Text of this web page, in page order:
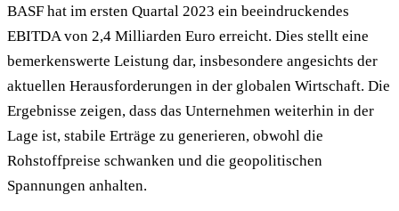
BASF hat im ersten Quartal 2023 ein beeindruckendes
EBITDA von 2,4 Milliarden Euro erreicht. Dies stellt eine
bemerkenswerte Leistung dar, insbesondere angesichts der
aktuellen Herausforderungen in der globalen Wirtschaft. Die
Ergebnisse zeigen, dass das Unternehmen weiterhin in der
Lage ist, stabile Erträge zu generieren, obwohl die
Rohstoffpreise schwanken und die geopolitischen
Spannungen anhalten.